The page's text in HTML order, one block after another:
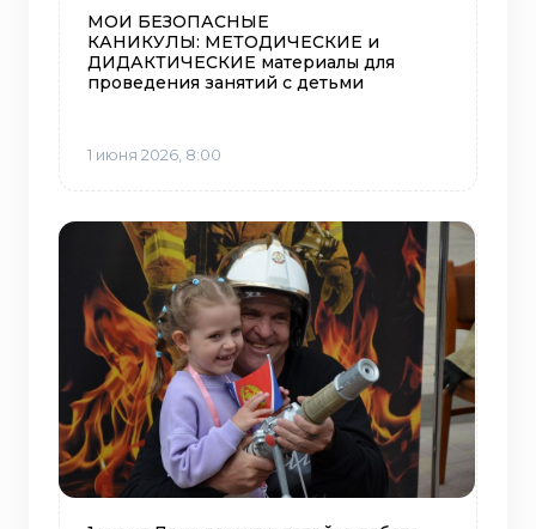
МОИ БЕЗОПАСНЫЕ
КАНИКУЛЫ: МЕТОДИЧЕСКИЕ и
ДИДАКТИЧЕСКИЕ материалы для
проведения занятий с детьми
1 июня 2026, 8:00